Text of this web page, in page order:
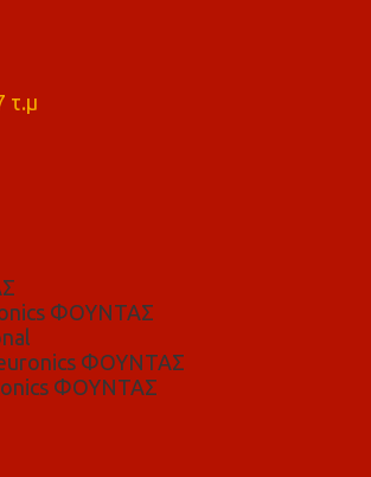
τ.μ
ΦΟΥΝΤΑΣ
ΦΟΥΝΤΑΣ
ΦΟΥΝΤΑΣ